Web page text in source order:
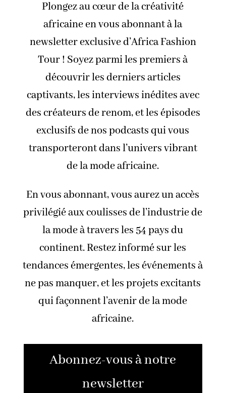
Plongez au cœur de la créativité
africaine en vous abonnant à la
newsletter exclusive d’Africa Fashion
Tour ! Soyez parmi les premiers à
découvrir les derniers articles
captivants, les interviews inédites avec
des créateurs de renom, et les épisodes
exclusifs de nos podcasts qui vous
transporteront dans l’univers vibrant
de la mode africaine.
En vous abonnant, vous aurez un accès
privilégié aux coulisses de l’industrie de
la mode à travers les 54 pays du
continent. Restez informé sur les
tendances émergentes, les événements à
ne pas manquer, et les projets excitants
qui façonnent l’avenir de la mode
africaine.
Abonnez-vous à notre
newsletter